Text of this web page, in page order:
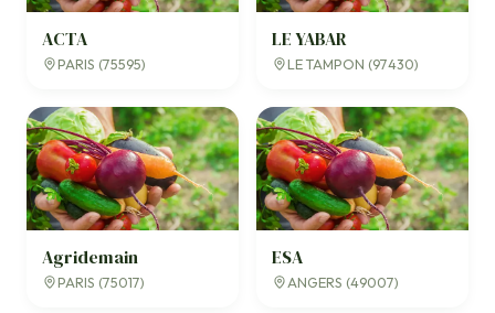
ACTA
PARIS (75595)
LE YABAR
LE TAMPON (97430)
Agridemain
PARIS (75017)
ESA
ANGERS (49007)